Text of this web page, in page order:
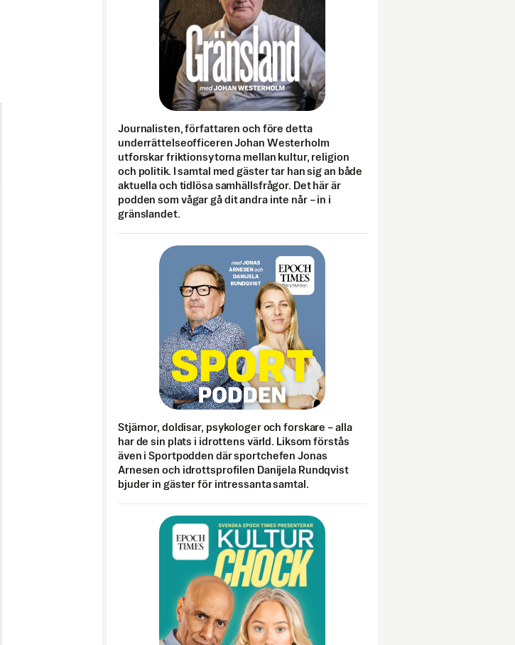
Journalisten, författaren och före detta
underrättelseofficeren Johan Westerholm
utforskar friktionsytorna mellan kultur, religion
och politik. I samtal med gäster tar han sig an både
aktuella och tidlösa samhällsfrågor. Det här är
podden som vågar gå dit andra inte når – in i
gränslandet.
Stjärnor, doldisar, psykologer och forskare – alla
har de sin plats i idrottens värld. Liksom förstås
även i Sportpodden där sportchefen Jonas
Arnesen och idrottsprofilen Danijela Rundqvist
bjuder in gäster för intressanta samtal.